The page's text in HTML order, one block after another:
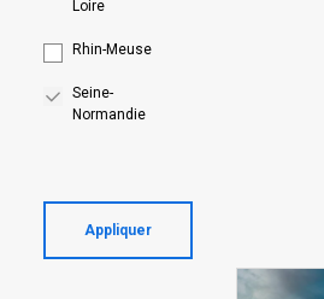
Loire
Rhin-Meuse
Seine-
Normandie
Appliquer